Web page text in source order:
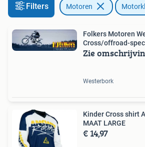
Filters Motoren
Folkers Motoren
Cross/offroad-
Zie
Westerbork
Kinder Cross shirt
MAAT LARGE
€ 14,97